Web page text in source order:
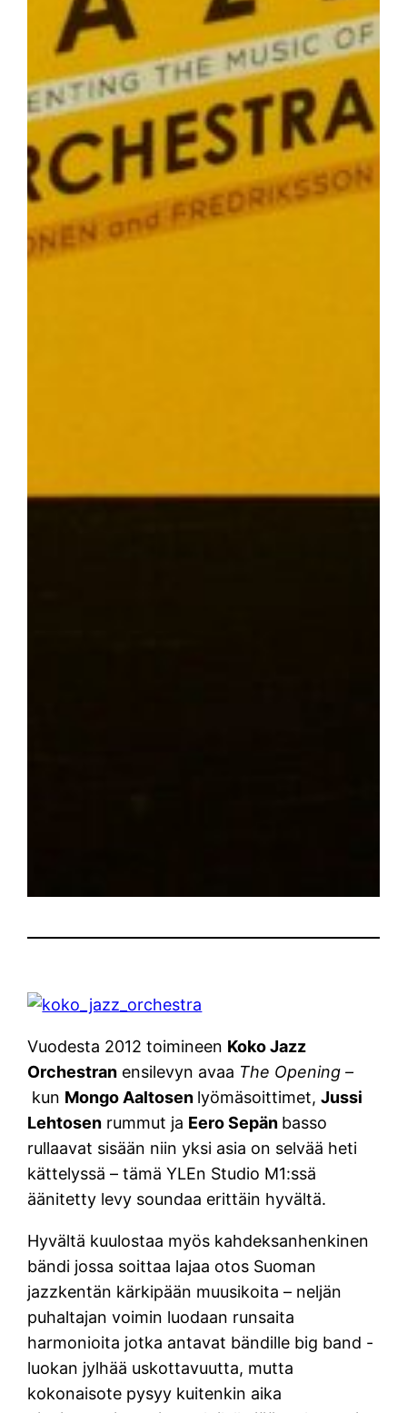
Vuodesta 2012 toimineen Koko Jazz
Orchestran ensilevyn avaa The Opening –
kun Mongo Aaltosen lyömäsoittimet,Jussi
Lehtosen rummut ja Eero Sepän basso
rullaavat sisään niin yksi asia on selvää heti
kättelyssä – tämä YLEn Studio M1:ssä
äänitetty levy soundaa erittäin hyvältä.
Hyvältä kuulostaa myös kahdeksanhenkinen
bändi jossa soittaa lajaa otos Suoman
jazzkentän kärkipään muusikoita – neljän
puhaltajan voimin luodaan runsaita
harmonioita jotka antavat bändille big band -
luokan jylhää uskottavuutta, mutta
kokonaisote pysyy kuitenkin aika